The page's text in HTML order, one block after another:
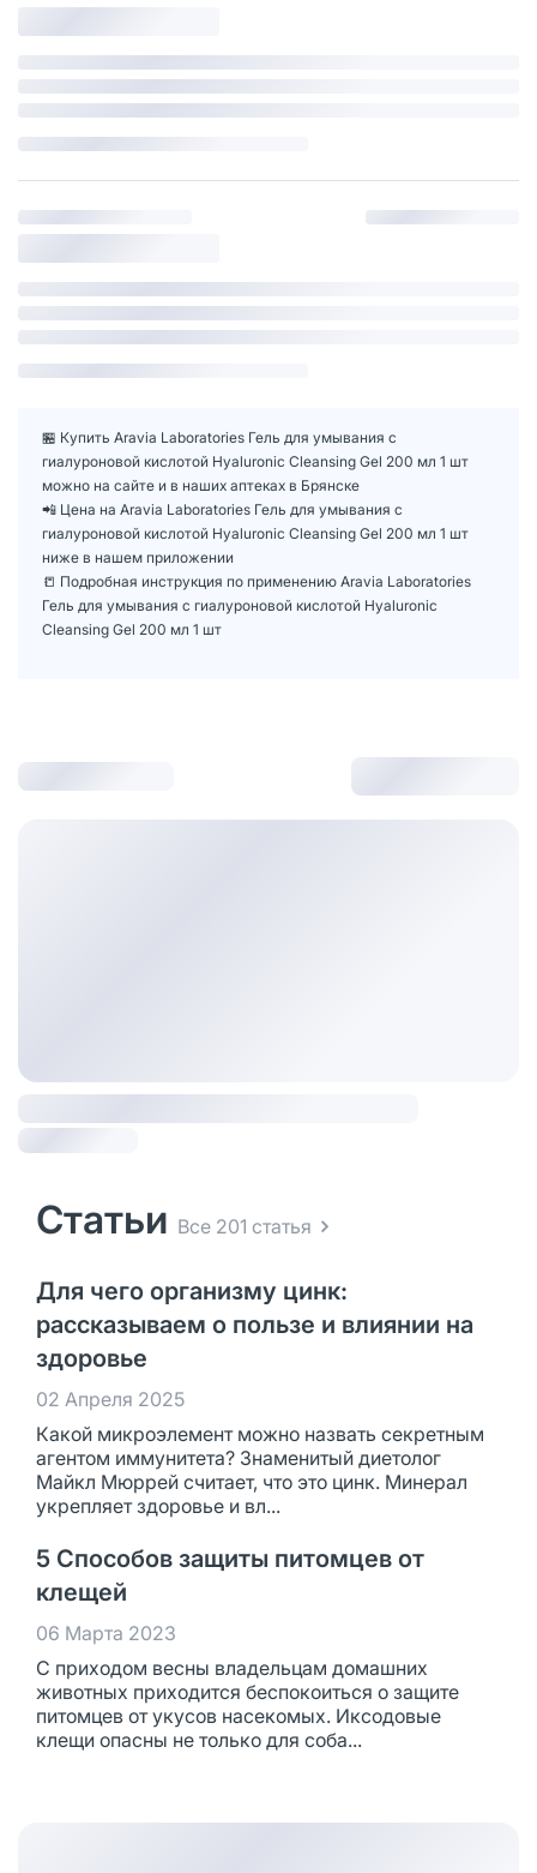
🏪 Купить Aravia Laboratories Гель для умывания с
гиалуроновой кислотой Hyaluronic Cleansing Gel 200 мл 1 шт
можно на сайте и в наших аптеках в Брянске
📲 Цена на Aravia Laboratories Гель для умывания с
гиалуроновой кислотой Hyaluronic Cleansing Gel 200 мл 1 шт
ниже в нашем приложении
📒 Подробная инструкция по применению Aravia Laboratories
Гель для умывания с гиалуроновой кислотой Hyaluronic
Cleansing Gel 200 мл 1 шт
Статьи Все 201 статья
Для чего организму цинк:
рассказываем о пользе и влиянии на
здоровье
02 Апреля 2025
Какой микроэлемент можно назвать секретным
агентом иммунитета? Знаменитый диетолог
Майкл Мюррей считает, что это цинк. Минерал
укрепляет здоровье и вл...
5 Способов защиты питомцев от
клещей
06 Марта 2023
С приходом весны владельцам домашних
животных приходится беспокоиться о защите
питомцев от укусов насекомых. Иксодовые
клещи опасны не только для соба...